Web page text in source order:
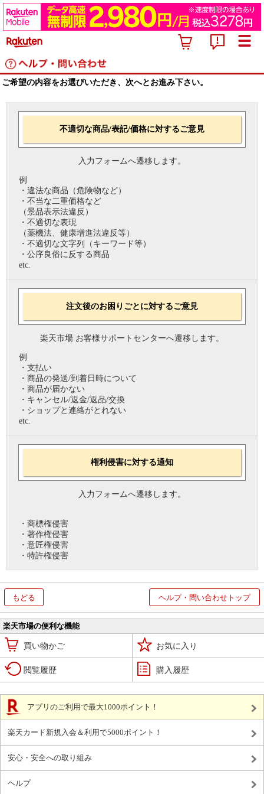
ご希望の内容をお選びいただき、次へとお進み下さい。
不適切な商品/表記/価格に対するご意見
入力フォームへ遷移します。
例
・違法な商品（危険物など）
・不当な二重価格など
（景品表示法違反）
・不適切な表現
（薬機法、健康増進法違反等）
・不適切な文字列（キーワード等）
・公序良俗に反する商品
etc.
注文後のお困りごとに対するご意見
楽天市場 お客様サポートセンターへ遷移します。
例
・支払い
・商品の発送/到着日時について
・商品が届かない
・キャンセル/返金/返品/交換
・ショップと連絡がとれない
etc.
権利侵害に対する通知
入力フォームへ遷移します。
・商標権侵害
・著作権侵害
・意匠権侵害
・特許権侵害
もどる ヘルプ・問い合わせトップ
楽天市場の便利な機能
買い物かご お気に入り
閲覧履歴 購入履歴
アプリのご利用で最大1000ポイント！
楽天カード新規入会＆利用で5000ポイント！
安心・安全への取り組み
ヘルプ